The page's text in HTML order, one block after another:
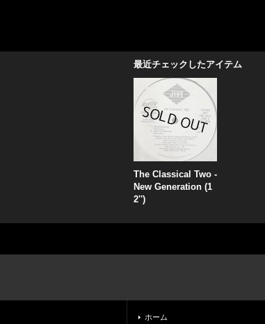
最近チェックしたアイテム
The Classical Two -
New Generation (1
2'')
ホーム